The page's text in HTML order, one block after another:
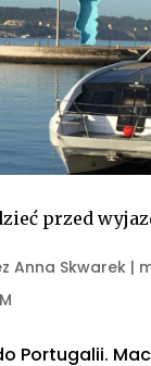
przed
Anna Skwarek|
Portugalii.